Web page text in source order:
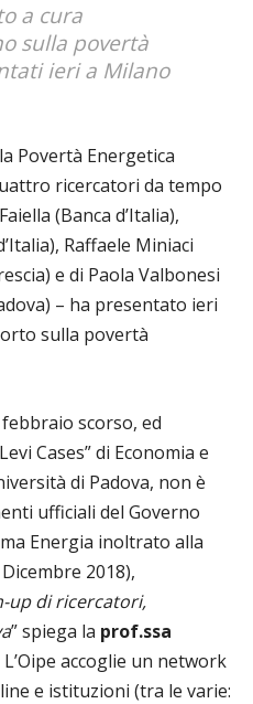
a cura
sulla povertà
ieri a Milano
Povertà Energetica
ricercatori da tempo
(Banca d’Italia),
Raffaele Miniaci
e di Paola Valbonesi
– ha presentato ieri
sulla povertà
scorso, ed
Cases” di Economia e
di Padova, non è
ufficiali del Governo
Energia inoltrato alla
2018),
up di ricercatori,
” spiega la prof.ssa
accoglie un network
e istituzioni (tra le varie: